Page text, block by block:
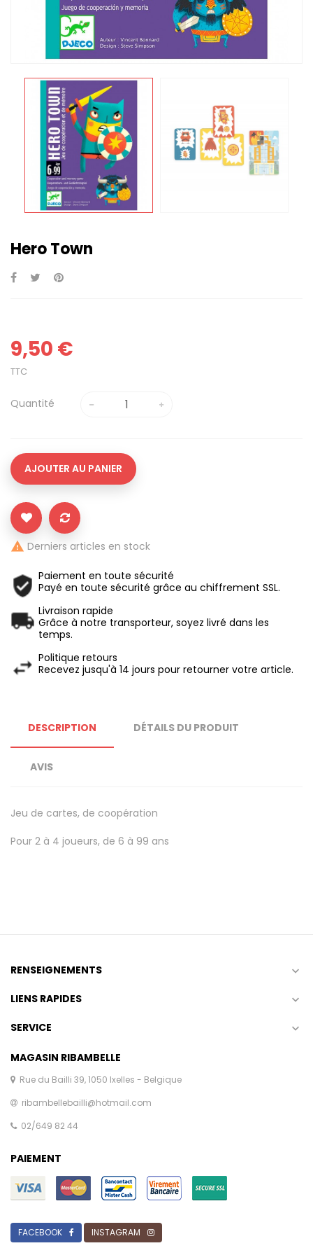
Hero Town
9,50 €
TTC
Quantité
AJOUTER AU PANIER
 Derniers articles en stock
Paiement en toute sécurité
Payé en toute sécurité grâce au chiffrement SSL.
Livraison rapide
Grâce à notre transporteur, soyez livré dans les
temps.
Politique retours
Recevez jusqu'à 14 jours pour retourner votre article.
DESCRIPTION DÉTAILS DU PRODUIT
AVIS
Jeu de cartes, de coopération
Pour 2 à 4 joueurs, de 6 à 99 ans
RENSEIGNEMENTS

LIENS RAPIDES

SERVICE

MAGASIN RIBAMBELLE
Rue du Bailli 39, 1050 Ixelles - Belgique
ribambellebailli@hotmail.com
02/649 82 44
PAIEMENT
FACEBOOK INSTAGRAM